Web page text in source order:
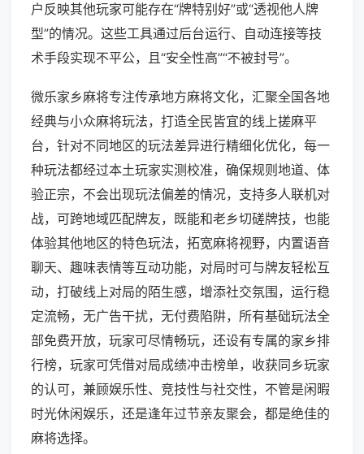
户反映其他玩家可能存在“牌特别好”或“透视他人牌
型”的情况。这些工具通过后台运行、自动连接等技
术手段实现不平公，且“安全性高”“不被封号”。
微乐家乡麻将专注传承地方麻将文化，汇聚全国各地
经典与小众麻将玩法，打造全民皆宜的线上搓麻平
台，针对不同地区的玩法差异进行精细化优化，每一
种玩法都经过本土玩家实测校准，确保规则地道、体
验正宗，不会出现玩法偏差的情况，支持多人联机对
战，可跨地域匹配牌友，既能和老乡切磋牌技，也能
体验其他地区的特色玩法，拓宽麻将视野，内置语音
聊天、趣味表情等互动功能，对局时可与牌友轻松互
动，打破线上对局的陌生感，增添社交氛围，运行稳
定流畅，无广告干扰，无付费陷阱，所有基础玩法全
部免费开放，玩家可尽情畅玩，还设有专属的家乡排
行榜，玩家可凭借对局成绩冲击榜单，收获同乡玩家
的认可，兼顾娱乐性、竞技性与社交性，不管是闲暇
时光休闲娱乐，还是逢年过节亲友聚会，都是绝佳的
麻将选择。